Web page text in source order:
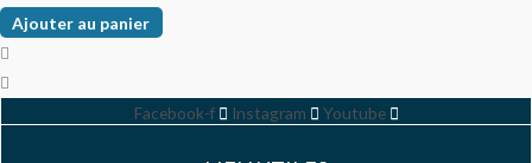
Ajouter au panier
Facebook-f Instagram Youtube